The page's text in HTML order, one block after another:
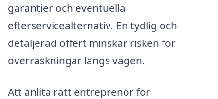
garantier och eventuella
efterservicealternativ. En tydlig och
detaljerad offert minskar risken för
överraskningar längs vägen.
Att anlita rätt entreprenör för